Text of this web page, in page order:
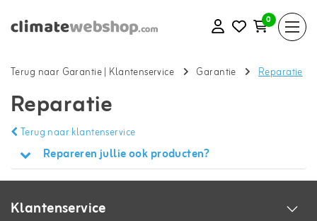
0
Terug naar Garantie| Klantenservice Garantie Reparatie
Reparatie
Terug naar klantenservice
Repareren jullie ook producten?
Klantenservice